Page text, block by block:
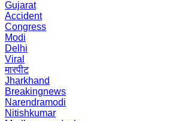
Gujarat
Accident
Congress
Modi
Delhi
Viral
मारपीट
Jharkhand
Breakingnews
Narendramodi
Nitishkumar